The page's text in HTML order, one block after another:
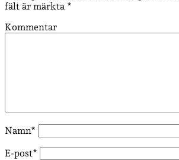
fält är märkta *
Kommentar
Namn*
E-post*